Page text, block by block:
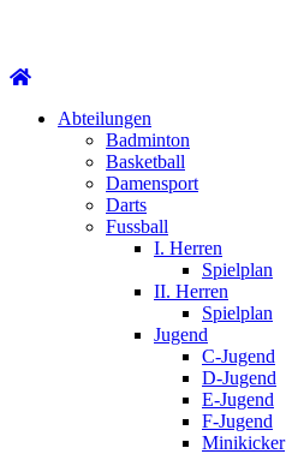
Abteilungen
Badminton
Basketball
Damensport
Darts
Fussball
I. Herren
Spielplan
II. Herren
Spielplan
Jugend
C-Jugend
D-Jugend
E-Jugend
F-Jugend
Minikicker